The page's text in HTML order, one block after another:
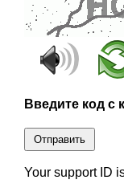
Введите код с
Отправить
Your support ID